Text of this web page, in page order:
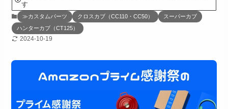
す
≫カスタムパーツ クロスカブ（CC110・CC50）
スーパーカブ
ハンターカブ（CT125）
2024-10-19